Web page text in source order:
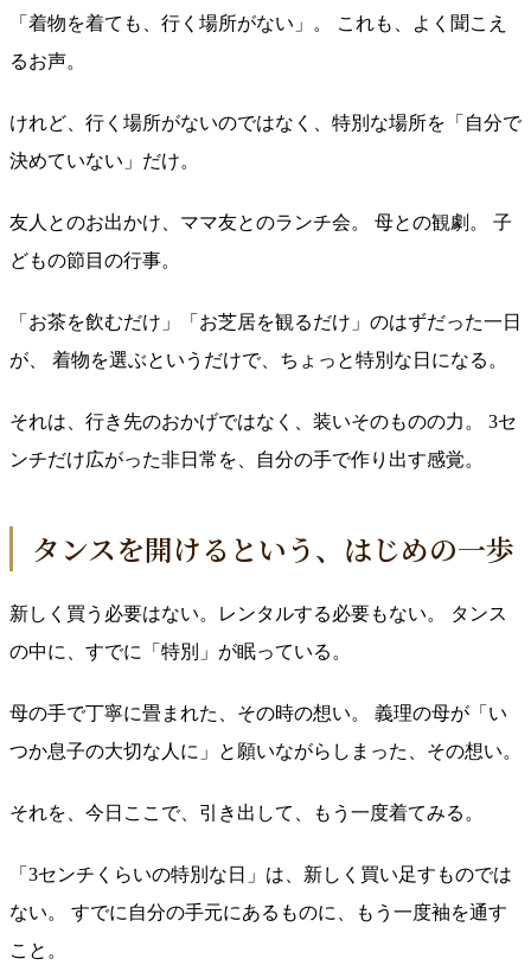
「着物を着ても、行く場所がない」。 これも、よく聞こえ
るお声。
けれど、行く場所がないのではなく、特別な場所を「自分で
決めていない」だけ。
友人とのお出かけ、ママ友とのランチ会。 母との観劇。 子
どもの節目の行事。
「お茶を飲むだけ」「お芝居を観るだけ」のはずだった一日
が、 着物を選ぶというだけで、ちょっと特別な日になる。
それは、行き先のおかげではなく、装いそのものの力。 3セ
ンチだけ広がった非日常を、自分の手で作り出す感覚。
タンスを開けるという、はじめの一歩
新しく買う必要はない。レンタルする必要もない。 タンス
の中に、すでに「特別」が眠っている。
母の手で丁寧に畳まれた、その時の想い。 義理の母が「い
つか息子の大切な人に」と願いながらしまった、その想い。
それを、今日ここで、引き出して、もう一度着てみる。
「3センチくらいの特別な日」は、新しく買い足すものでは
ない。 すでに自分の手元にあるものに、もう一度袖を通す
こと。